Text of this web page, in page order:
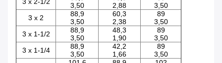
3,50
2,88
3,50
3 x 2
88,9
3,50
60,3
2,38
89
3,50
3 x 1-1/2
88,9
3,50
48,3
1,90
89
3,50
3 x 1-1/4
88,9
3,50
42,2
1,66
89
3,50